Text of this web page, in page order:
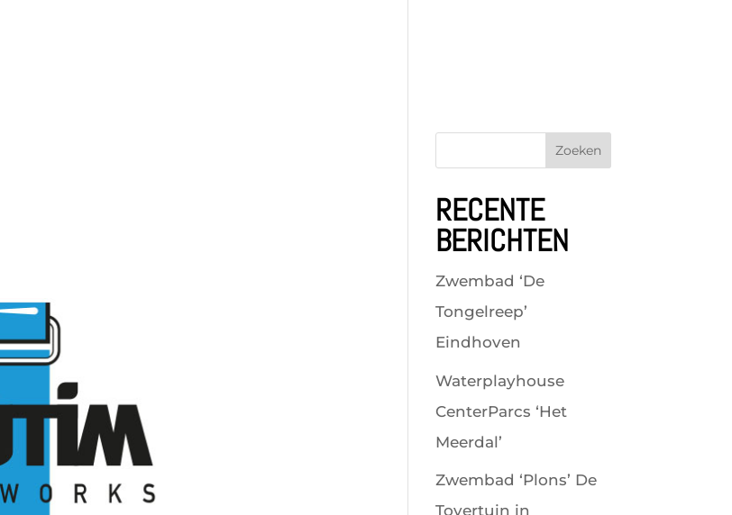
Zoeken
RECENTE
BERICHTEN
Zwembad ‘De
Tongelreep’
Eindhoven
Waterplayhouse
CenterParcs ‘Het
Meerdal’
Zwembad ‘Plons’ De
Tovertuin in